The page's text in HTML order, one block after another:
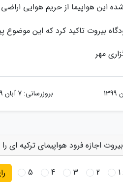
این هواپیما از حریم هوایی اراضی
بیروت تاکید کرد که این موضوع
مهر
بروزرسانی: 7 آبان 1399
اجازه فرود هواپیمای ترکیه ای
1
2
3
4
5